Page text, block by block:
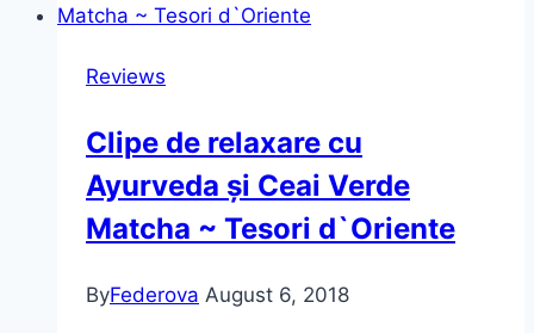
Reviews
Clipe de relaxare cu
Ayurveda și Ceai Verde
Matcha ~ Tesori d`Oriente
ByFederova August 6, 2018